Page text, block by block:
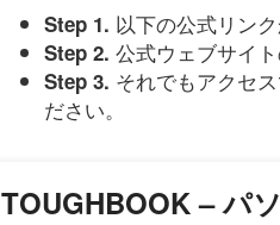
Step 1. 以下の公式リン
Step 2. 公式ウェブサイ
Step 3. それでもアクセ
ださい。
TOUGHBOOK – パ